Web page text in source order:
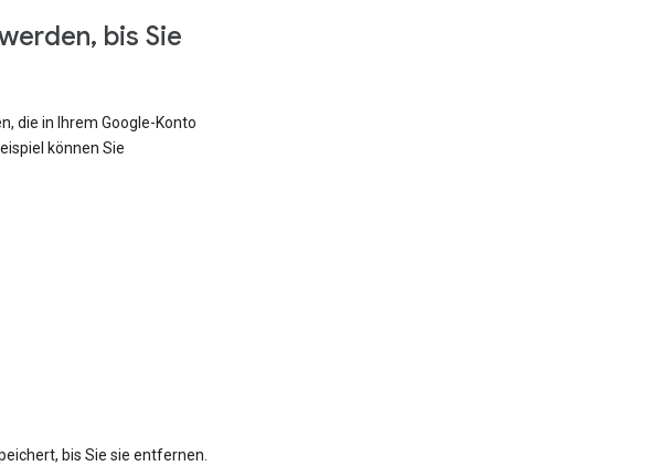
bis Sie
die in Ihrem Google-Konto
können Sie
bis Sie sie entfernen.